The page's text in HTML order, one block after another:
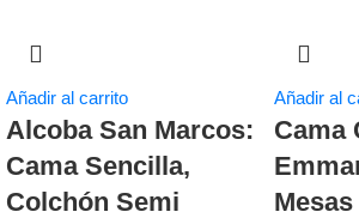
Añadir al carrito
Alcoba San Marcos:
Cama Sencilla,
Colchón Semi
Añadir al
Cama